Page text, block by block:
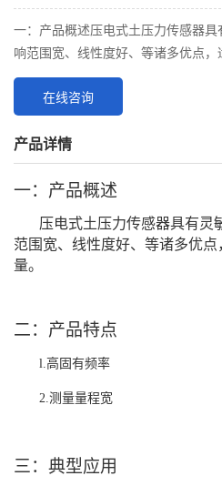
一：产品概述压电式土压力传感器
响范围宽、线性度好、等诸多优点，
二：产品特点l.高固有频率 2.测量量程
在线咨询
产品详情
一：产品概述
压电式土压力传感器具有灵
范围宽、线性度好、等诸多优
量。
二：产品特点
l.高固有频率
2.测量量程宽
三：典型应用